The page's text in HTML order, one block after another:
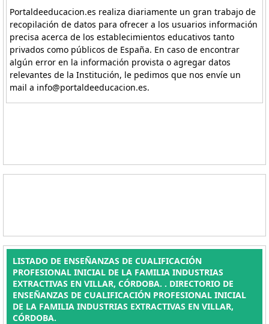
Portaldeeducacion.es realiza diariamente un gran trabajo de
recopilación de datos para ofrecer a los usuarios información
precisa acerca de los establecimientos educativos tanto
privados como públicos de España. En caso de encontrar
algún error en la información provista o agregar datos
relevantes de la Institución, le pedimos que nos envíe un
mail a info@portaldeeducacion.es.
LISTADO DE ENSEÑANZAS DE CUALIFICACIÓN
PROFESIONAL INICIAL DE LA FAMILIA INDUSTRIAS
EXTRACTIVAS EN VILLAR, CÓRDOBA. . DIRECTORIO DE
ENSEÑANZAS DE CUALIFICACIÓN PROFESIONAL INICIAL
DE LA FAMILIA INDUSTRIAS EXTRACTIVAS EN VILLAR,
CÓRDOBA.